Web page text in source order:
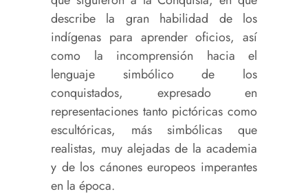
describe la gran habilidad de los
indígenas para aprender oficios, así
como la incomprensión hacia el
lenguaje simbólico de los
conquistados, expresado en
representaciones tanto pictóricas como
escultóricas, más simbólicas que
realistas, muy alejadas de la academia
y de los cánones europeos imperantes
en la época.